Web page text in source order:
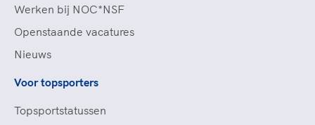
Werken bij NOC*NSF
Openstaande vacatures
Nieuws
Voor topsporters
Topsportstatussen